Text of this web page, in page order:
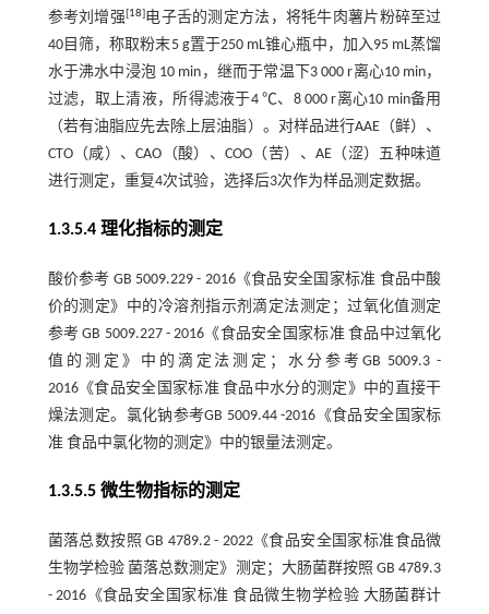
参考刘增强[18]电子舌的测定方法，将牦牛肉薯片粉碎至过
40目筛，称取粉末5 g置于250 mL锥心瓶中，加入95 mL蒸馏
水于沸水中浸泡 10 min，继而于常温下3 000 r离心10 min，
过滤，取上清液，所得滤液于4 ℃、8 000 r离心10 min备用
（若有油脂应先去除上层油脂）。对样品进行AAE（鲜）、
CTO（咸）、CAO（酸）、COO（苦）、AE（涩）五种味道
进行测定，重复4次试验，选择后3次作为样品测定数据。
1.3.5.4 理化指标的测定
酸价参考 GB 5009.229 - 2016《食品安全国家标准 食品中酸
价的测定》中的冷溶剂指示剂滴定法测定；过氧化值测定
参考 GB 5009.227 - 2016《食品安全国家标准 食品中过氧化
值的测定》中的滴定法测定；水分参考GB 5009.3 -
2016《食品安全国家标准 食品中水分的测定》中的直接干
燥法测定。氯化钠参考GB 5009.44 -2016《食品安全国家标
准 食品中氯化物的测定》中的银量法测定。
1.3.5.5 微生物指标的测定
菌落总数按照 GB 4789.2 - 2022《食品安全国家标准食品微
生物学检验 菌落总数测定》测定；大肠菌群按照 GB 4789.3
- 2016《食品安全国家标准 食品微生物学检验 大肠菌群计